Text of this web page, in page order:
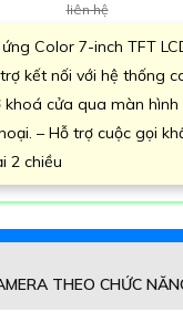
liên hệ
Color 7-inch TFT
kết nối với hệ thống
cửa qua màn
– Hỗ trợ cuộc gọi
2 chiều
THEO CHỨC